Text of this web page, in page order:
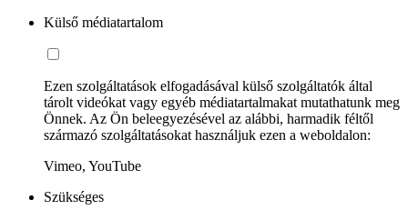
Külső médiatartalom
Ezen szolgáltatások elfogadásával külső szolgáltatók által
tárolt videókat vagy egyéb médiatartalmakat mutathatunk meg
Önnek. Az Ön beleegyezésével az alábbi, harmadik féltől
származó szolgáltatásokat használjuk ezen a weboldalon:
Vimeo, YouTube
Szükséges